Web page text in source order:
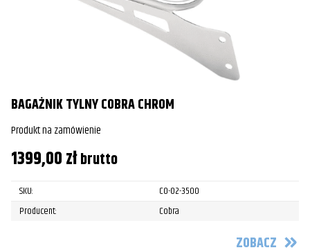
BAGAŻNIK TYLNY COBRA CHROM
Produkt na zamówienie
1399,00złbrutto
SKU:
CO-02-3500
Producent:
Cobra
ZOBACZ